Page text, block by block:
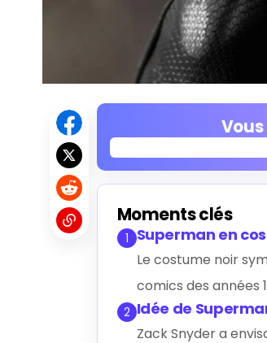
Moments clés
1 Superman en
Le costume noir
comics des années
2 Idée de
Zack Snyder a